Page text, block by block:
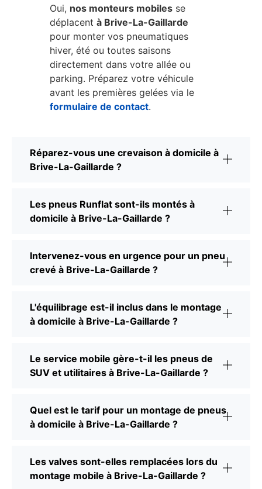
Oui, nos monteurs mobiles se
déplacent à Brive-La-Gaillarde
pour monter vos pneumatiques
hiver, été ou toutes saisons
directement dans votre allée ou
parking. Préparez votre véhicule
avant les premières gelées via le
formulaire de contact.
Réparez-vous une crevaison à domicile à
Brive-La-Gaillarde ?
Les pneus Runflat sont-ils montés à
domicile à Brive-La-Gaillarde ?
Intervenez-vous en urgence pour un pneu
crevé à Brive-La-Gaillarde ?
L'équilibrage est-il inclus dans le montage
à domicile à Brive-La-Gaillarde ?
Le service mobile gère-t-il les pneus de
SUV et utilitaires à Brive-La-Gaillarde ?
Quel est le tarif pour un montage de pneus
à domicile à Brive-La-Gaillarde ?
Les valves sont-elles remplacées lors du
montage mobile à Brive-La-Gaillarde ?